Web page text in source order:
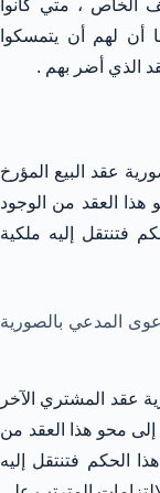
الخاص ، متي كانوا
أن لهم أن يتمسكوا
الذي أضر بهم .
عقد البيع المؤرخ
العقد من الوجود
فتنتقل إليه ملكية
المدعي بالصورية
عقد المشتري الآخر
محو هذا العقد من
الحكم فتنتقل إليه